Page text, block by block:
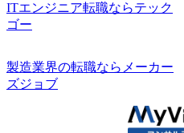
ITエンジニア転職ならテック
ゴー
製造業界の転職ならメーカー
ズジョブ